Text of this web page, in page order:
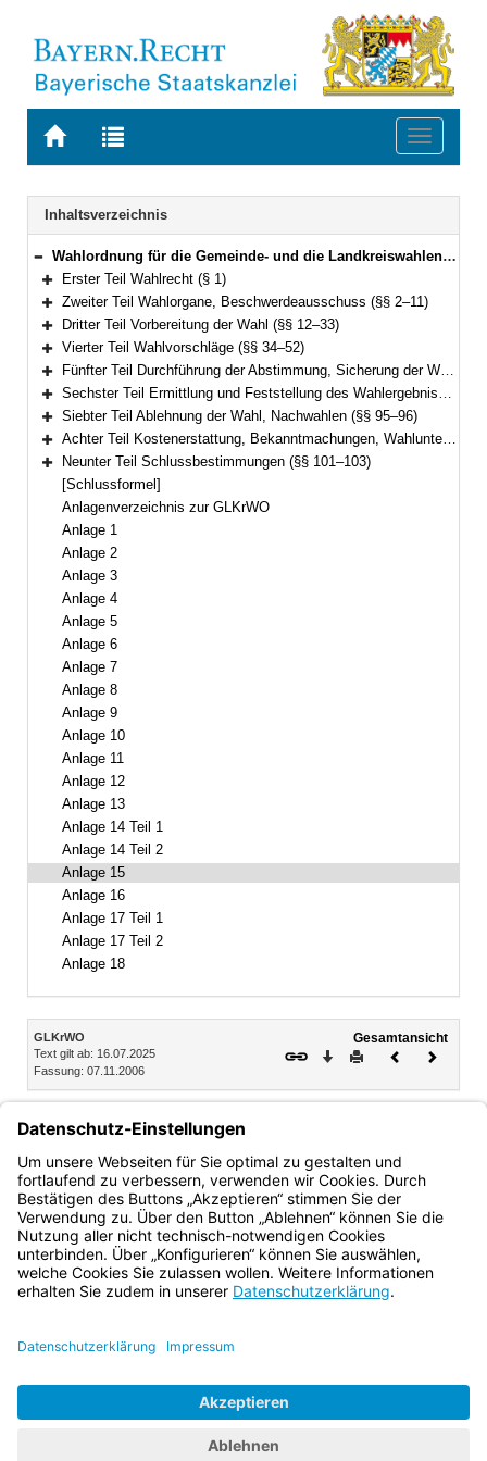
Zur
BAYERN.RECHT
Zur
letzten
Suche
Toggle
Navigation
Inhaltsverzeichnis
Bereich reduzieren
Wahlordnung für die Gemeinde- und die Landkreiswahlen (Gemeinde- und Landkreiswahlordnung – GLKrWO) Vom 7. November 2006 (GVBl. S. 852) BayRS 2021-1/2-1-I (§§ 1–103)
Bereich erweitern
Erster Teil Wahlrecht (§ 1)
Bereich erweitern
Zweiter Teil Wahlorgane, Beschwerdeausschuss (§§ 2–11)
Bereich erweitern
Dritter Teil Vorbereitung der Wahl (§§ 12–33)
Bereich erweitern
Vierter Teil Wahlvorschläge (§§ 34–52)
Bereich erweitern
Fünfter Teil Durchführung der Abstimmung, Sicherung der Wahlfreiheit, Briefwahl (§§ 53–78)
Bereich erweitern
Sechster Teil Ermittlung und Feststellung des Wahlergebnisses (§§ 79–94)
Bereich erweitern
Siebter Teil Ablehnung der Wahl, Nachwahlen (§§ 95–96)
Bereich erweitern
Achter Teil Kostenerstattung, Bekanntmachungen, Wahlunterlagen (§§ 97–100)
Bereich erweitern
Neunter Teil Schlussbestimmungen (§§ 101–103)
[Schlussformel]
Anlagenverzeichnis zur GLKrWO
Anlage 1
Anlage 2
Anlage 3
Anlage 4
Anlage 5
Anlage 6
Anlage 7
Anlage 8
Anlage 9
Anlage 10
Anlage 11
Anlage 12
Anlage 13
Anlage 14 Teil 1
Anlage 14 Teil 2
Anlage 15
Anlage 16
Anlage 17 Teil 1
Anlage 17 Teil 2
Anlage 18
Inhalt
GLKrWO
Text gilt ab: 16.07.2025
Fassung: 07.11.2006
Gesamtansicht
Download
DruckenVorheriges
Bekanntmachung der zugelassenen Wahlvorschläge für die
Wahl der ersten Bürgermeisterin oder des ersten
Bürgermeisters
Bayern.de
BayernPortal
Impressum